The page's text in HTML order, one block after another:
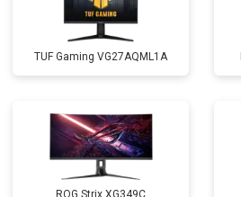
TUF Gaming VG27AQML1A
ROG Strix XG349C